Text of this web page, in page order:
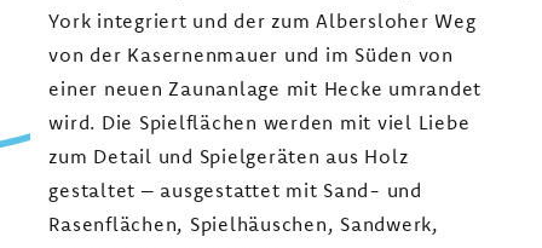
York integriert und der zum Albersloher Weg
von der Kasernenmauer und im Süden von
einer neuen Zaunanlage mit Hecke umrandet
wird. Die Spielflächen werden mit viel Liebe
zum Detail und Spielgeräten aus Holz
gestaltet – ausgestattet mit Sand- und
Rasenflächen, Spielhäuschen, Sandwerk,